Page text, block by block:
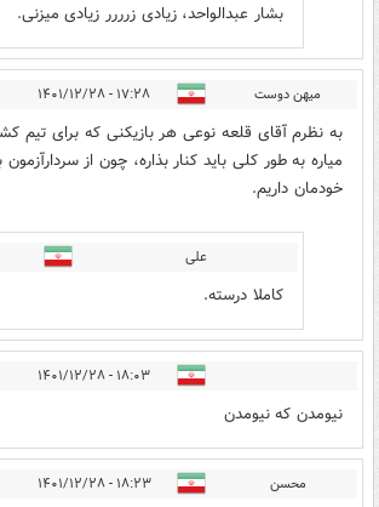
بشار عبدالواحد، زیادی زرررر زیادی میزنی.
میهن دوست ۱۷:۲۸ - ۱۴۰۱/۱۲/۲۸
به نظرم آقای قلعه نوعی هر بازیکنی که برای تیم
میاره به طور کلی باید کنار بذاره، چون از
خودمان داریم.
علی
کاملا درسته.
۱۸:۰۳ - ۱۴۰۱/۱۲/۲۸
نیومدن که نیومدن
محسن ۱۸:۲۳ - ۱۴۰۱/۱۲/۲۸